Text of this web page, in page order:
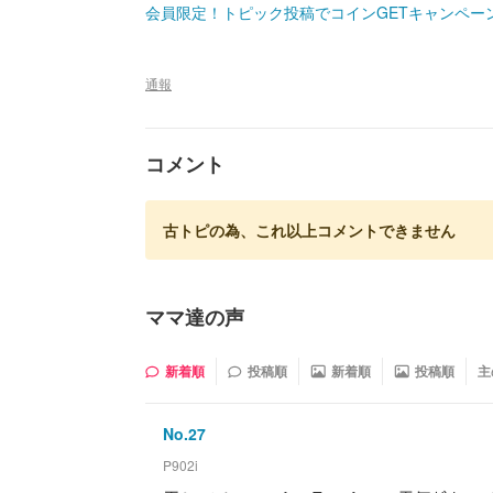
会員限定！トピック投稿でコインGETキャンペー
通報
コメント
古トピの為、これ以上コメントできません
ママ達の声
新着順 投稿順 新着順 投稿順
No.27
P902i